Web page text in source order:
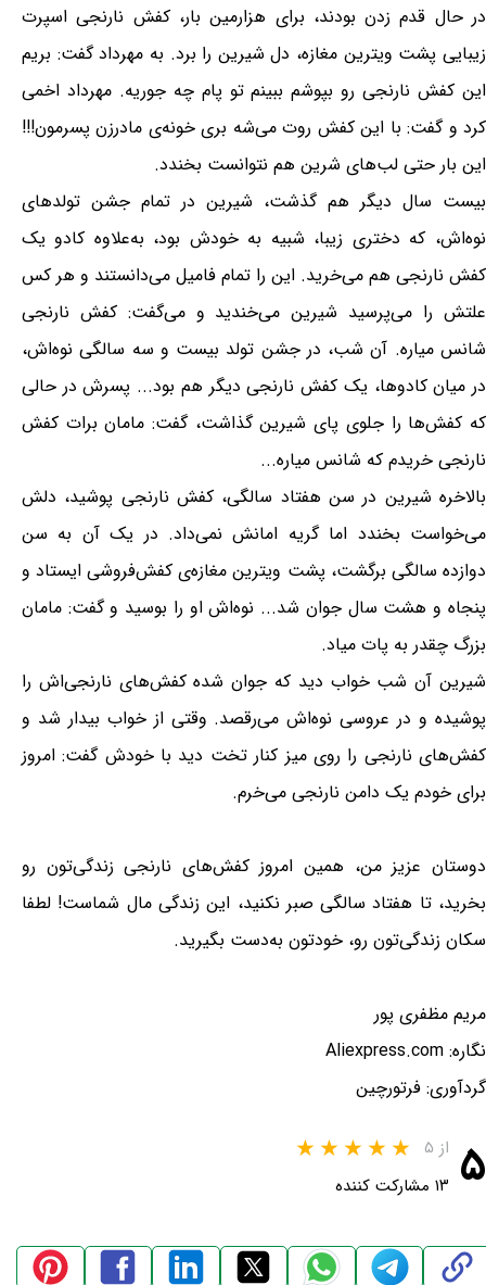
در حال قدم زدن بودند، برای هزارمین بار، کفش نارنجی اسپرت
زیبایی پشت ویترین مغازه، دل شیرین را برد. به مهرداد گفت: بریم
این کفش نارنجی رو بپوشم ببینم تو پام چه جوریه. مهرداد اخمی
کرد و گفت: با این کفش روت می‌شه بری خونه‌ی مادرزن پسرمون!!!
این بار حتی لب‌های شرین هم نتوانست بخندد.
بیست سال دیگر هم گذشت، شیرین در تمام جشن تولدهای
نوه‌اش، که دختری زیبا، شبیه به خودش بود، به‌علاوه کادو یک
کفش نارنجی هم می‌خرید. این را تمام فامیل می‌دانستند و هر کس
علتش را می‌پرسید شیرین می‌خندید و می‌گفت: کفش نارنجی
شانس میاره. آن شب، در جشن تولد بیست و سه سالگی نوه‌اش،
در میان کادوها، یک کفش نارنجی دیگر هم بود... پسرش در حالی
که کفش‌ها را جلوی پای شیرین گذاشت، گفت: مامان برات کفش
نارنجی خریدم که شانس میاره...
بالاخره شیرین در سن هفتاد سالگی، کفش نارنجی پوشید، دلش
می‌خواست بخندد اما گریه امانش نمی‌داد. در یک آن به سن
دوازده سالگی برگشت، پشت ویترین مغازه‌ی کفش‌فروشی ایستاد و
پنجاه و هشت سال جوان شد... نوه‌اش او را بوسید و گفت: مامان
بزرگ چقدر به پات میاد.
شیرین آن شب خواب دید که جوان شده کفش‌های نارنجی‌اش را
پوشیده و در عروسی نوه‌اش می‌رقصد. وقتی از خواب بیدار شد و
کفش‌های نارنجی را روی میز کنار تخت دید با خودش گفت: امروز
برای خودم یک دامن نارنجی می‌خرم.
دوستان عزیز من، همین امروز كفش‌هاى نارنجى زندگی‌تون رو
بخرید، تا هفتاد سالگى صبر نكنید، این زندگى مال شماست! لطفا
سكان زندگی‌تون رو، خودتون به‌دست بگیرید.
مریم مظفری پور
نگاره: Aliexpress.com
گردآوری: فرتورچین
۵ از ۵
۱۳ مشارکت کننده